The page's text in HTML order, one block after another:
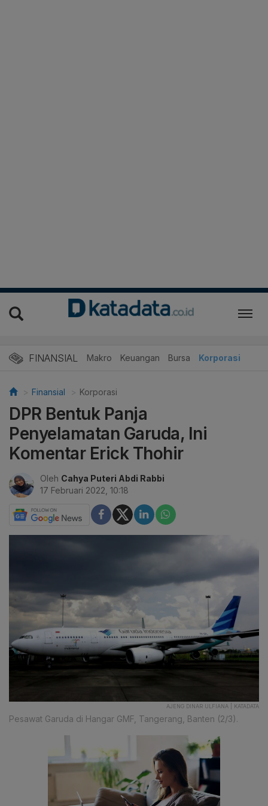
FINANSIAL Makro Keuangan Bursa Korporasi
Finansial Korporasi
DPR Bentuk Panja
Penyelamatan Garuda, Ini
Komentar Erick Thohir
Oleh Cahya Puteri Abdi Rabbi
17 Februari 2022, 10:18
AJENG DINAR ULFIANA | KATADATA
Pesawat Garuda di Hangar GMF, Tangerang, Banten (2/3).